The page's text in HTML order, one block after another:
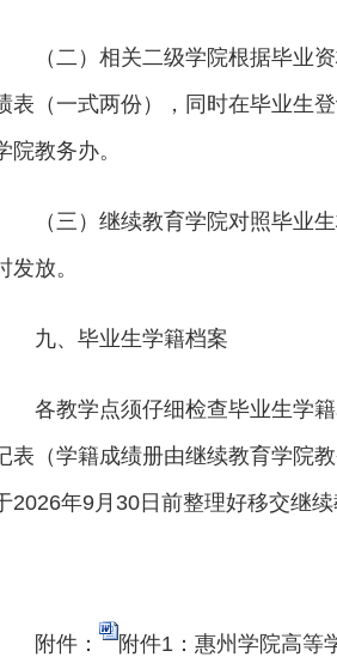
（二）相关二级学院根据毕业
表（一式两份），同时在毕业生
院教务办。
（三）继续教育学院对照毕业
发放。
九、毕业生学籍档案
各教学点须仔细检查毕业生学
表（学籍成绩册由继续教育学院
2026年9月30日前整理好移交继续
附件： 附件1：惠州学院高等